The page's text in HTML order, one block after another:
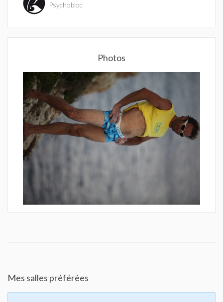
Psychobloc
Photos
Mes salles préférées